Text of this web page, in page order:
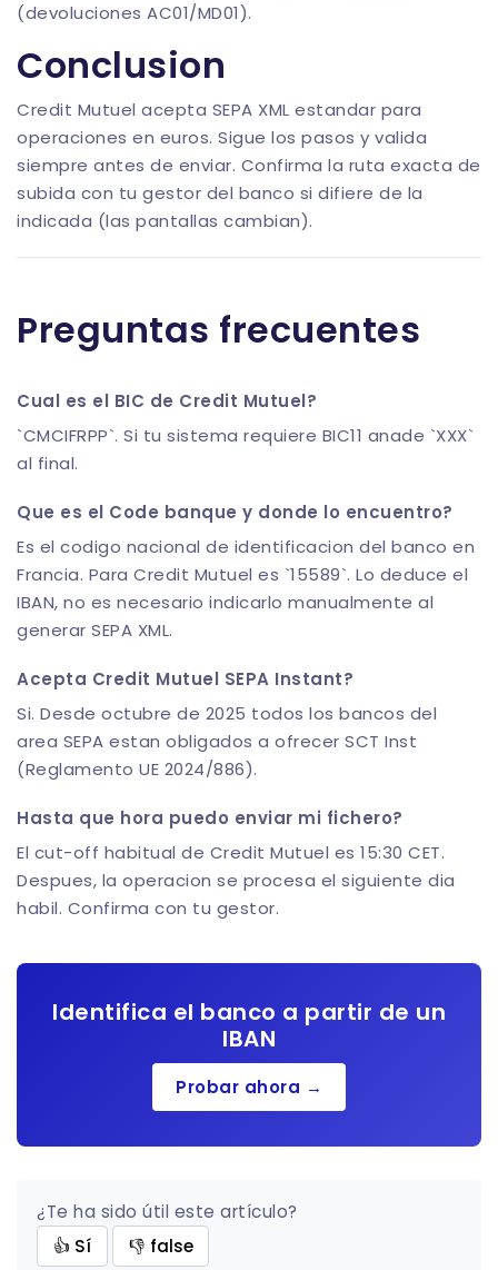
(devoluciones AC01/MD01).
Conclusion
Credit Mutuel acepta SEPA XML estandar para
operaciones en euros. Sigue los pasos y valida
siempre antes de enviar. Confirma la ruta exacta de
subida con tu gestor del banco si difiere de la
indicada (las pantallas cambian).
Preguntas frecuentes
Cual es el BIC de Credit Mutuel?
`CMCIFRPP`. Si tu sistema requiere BIC11 anade `XXX`
al final.
Que es el Code banque y donde lo encuentro?
Es el codigo nacional de identificacion del banco en
Francia. Para Credit Mutuel es `15589`. Lo deduce el
IBAN, no es necesario indicarlo manualmente al
generar SEPA XML.
Acepta Credit Mutuel SEPA Instant?
Si. Desde octubre de 2025 todos los bancos del
area SEPA estan obligados a ofrecer SCT Inst
(Reglamento UE 2024/886).
Hasta que hora puedo enviar mi fichero?
El cut-off habitual de Credit Mutuel es 15:30 CET.
Despues, la operacion se procesa el siguiente dia
habil. Confirma con tu gestor.
Identifica el banco a partir de un
IBAN
Probar ahora →
¿Te ha sido útil este artículo?
👍 Sí
👎 false